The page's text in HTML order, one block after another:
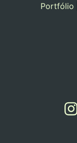
Portfólio